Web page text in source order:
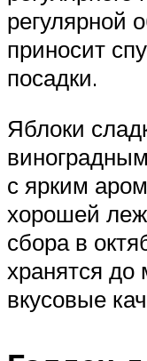
регулярной
приносит
посадки.
Яблоки
с ярким
хорошей
сбора в
хранятся до
вкусовые